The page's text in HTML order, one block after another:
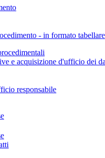
- in formato tabellare
e acquisizione d'ufficio dei
responsabile